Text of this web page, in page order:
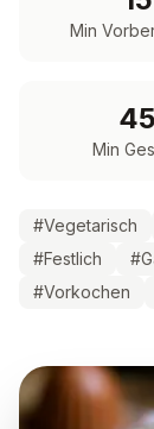
Min
45
Min
#Vegetarisch
#Festlich #
#Vorkochen